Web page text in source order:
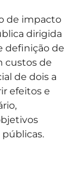
de impacto
dirigida
definição de
custos de
de dois a
efeitos e